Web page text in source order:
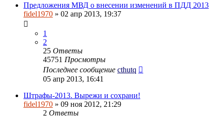
Предложения МВД о внесении изменений в ПДД 2013
fidel1970 » 02 апр 2013, 19:37
1
2
25 Ответы
45751 Просмотры
Последнее сообщение cthutq
05 апр 2013, 16:41
Штрафы-2013. Вырежи и сохрани!
fidel1970 » 09 ноя 2012, 21:29
2 Ответы